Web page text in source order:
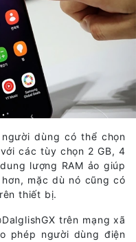
dùng có thể chọn
các tùy chọn 2 GB, 4
lượng RAM ảo giúp
mặc dù nó cũng có
thiết bị.
trên mạng xã
phép người dùng điện